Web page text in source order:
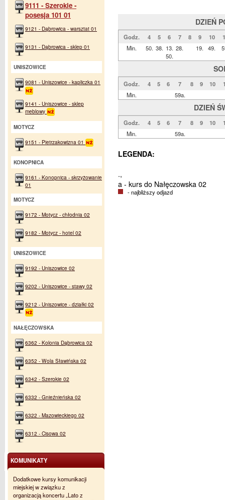
DZIEŃ
Godz. 4 5 6 7 8 9 10
Min.
50. 38. 13.
50.
28. 19. 49.
Godz. 4 5 6 7 8 9 10
Min.
59a.
DZIEŃ
Godz. 4 5 6 7 8 9 10
Min.
59a.
LEGENDA:
.,
a - kurs do Nałęczowska 02
- najbliższy odjazd
9111 - Szerokie -
posesja 101 01
9121 - Dąbrowica - warsztat 01
9131 - Dąbrowica - sklep 01
UNISZOWICE
9081 - Uniszowice - kapliczka 01
9141 - Uniszowice - sklep
meblowy
MOTYCZ
9151 - Pietrzakowizna 01
KONOPNICA
9161 - Konopnica - skrzyżowanie
01
MOTYCZ
9172 - Motycz - chłodnia 02
9182 - Motycz - hotel 02
UNISZOWICE
9192 - Uniszowice 02
9202 - Uniszowice - stawy 02
9212 - Uniszowice - działki 02
NAŁĘCZOWSKA
6362 - Kolonia Dąbrowica 02
6352 - Wola Sławińska 02
6342 - Szerokie 02
6332 - Gnieźnieńska 02
6322 - Mazowieckiego 02
6312 - Cisowa 02
KOMUNIKATY
Dodatkowe kursy komunikacji
miejskiej w związku z
organizacją koncertu „Lato z